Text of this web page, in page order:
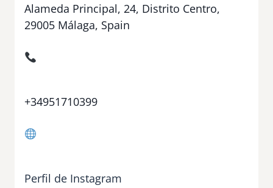
Alameda Principal, 24, Distrito Centro,
29005 Málaga, Spain
+34951710399
Perfil de Instagram